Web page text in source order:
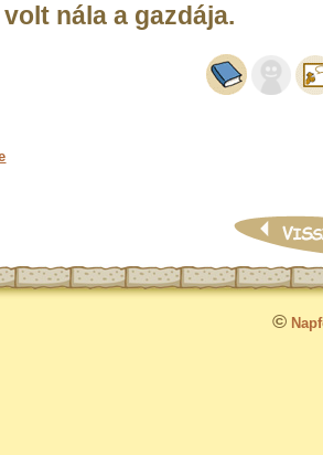
volt nála a gazdája.
©